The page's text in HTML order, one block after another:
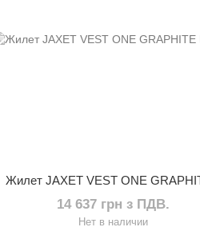
Жилет JAXET VEST ONE
14 637 грн з ПДВ.
Нет в наличии